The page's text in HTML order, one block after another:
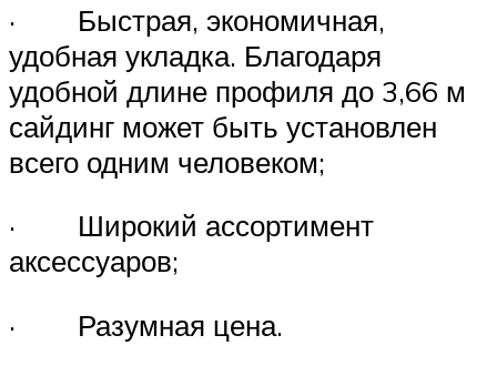
· Быстрая, экономичная,
удобная укладка. Благодаря
удобной длине профиля до 3,66 м
сайдинг может быть установлен
всего одним человеком;
· Широкий ассортимент
аксессуаров;
· Разумная цена.